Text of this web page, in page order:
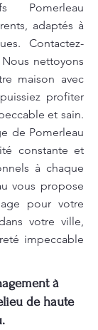
Pomerleau
adaptés à
Contactez-
nettoyons
maison avec
profiter
et sain.
de Pomerleau
constante et
à chaque
vous propose
pour votre
votre ville,
impeccable
à
de haute